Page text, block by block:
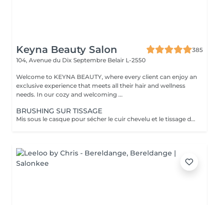
Keyna Beauty Salon
385
104, Avenue du Dix Septembre Belair L-2550
Welcome to KEYNA BEAUTY, where every client can enjoy an
exclusive experience that meets all their hair and wellness
needs. In our cozy and welcoming ...
BRUSHING SUR TISSAGE
Mis sous le casque pour sécher le cuir chevelu et le tissage de manière efficace et confortable. Un diagnostic sur mesure + shampooing nourrissant, masque hydratant ,coiffage sérum et fixation finale. Important: cheveux sans tresse ni noeuds à l'arrivée; tout noeuds ou tressage entraîne l'annulation et 50% de la prestation est retenu. Toute arrivée retardée de 15-30 minutes ou plus entraînera l'annulation automatique du rendez-vous.